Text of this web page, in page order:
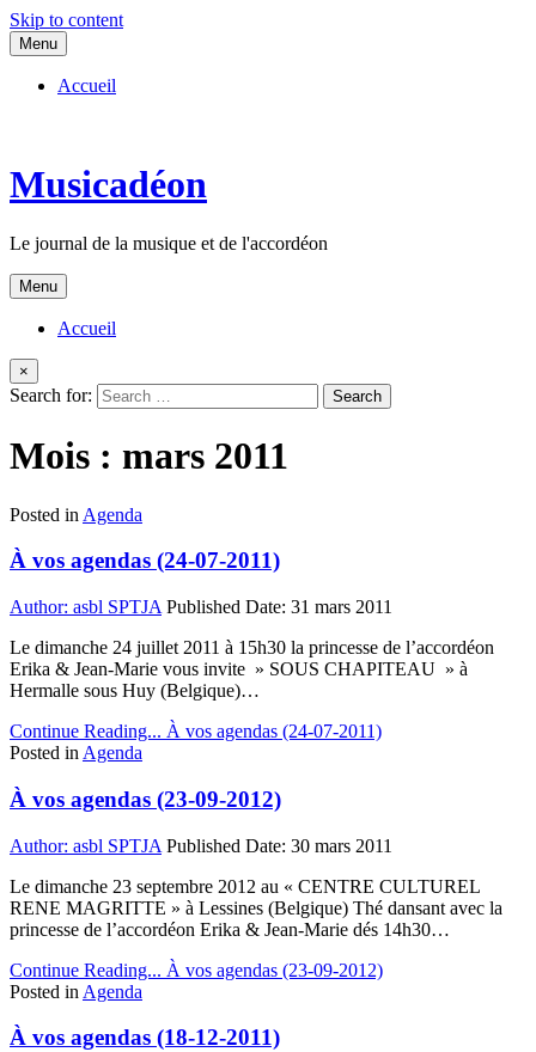
Skip to content
Menu
Accueil
Musicadéon
Le journal de la musique et de l'accordéon
Menu
Accueil
×
Search for:
Mois : mars 2011
Posted in Agenda
À vos agendas (24-07-2011)
Author: asbl SPTJA Published Date: 31 mars 2011
Le dimanche 24 juillet 2011 à 15h30 la princesse de l’accordéon
Erika & Jean-Marie vous invite » SOUS CHAPITEAU » à
Hermalle sous Huy (Belgique)…
Continue Reading... À vos agendas (24-07-2011)
Posted in Agenda
À vos agendas (23-09-2012)
Author: asbl SPTJA Published Date: 30 mars 2011
Le dimanche 23 septembre 2012 au « CENTRE CULTUREL
RENE MAGRITTE » à Lessines (Belgique) Thé dansant avec la
princesse de l’accordéon Erika & Jean-Marie dés 14h30…
Continue Reading... À vos agendas (23-09-2012)
Posted in Agenda
À vos agendas (18-12-2011)